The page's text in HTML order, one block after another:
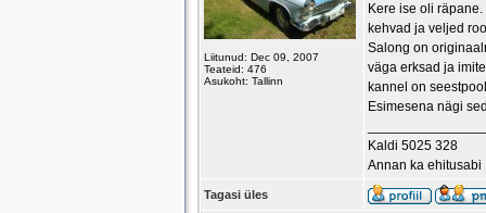
Liitunud: Dec 09, 2007
Teateid: 476
Asukoht: Tallinn
Kere ise oli
kehvad ja veljed
Salong on
väga erksad ja
kannel on
Esimesena nägi
Kaldi 5025 328
Annan ka ehitusabi
Tagasi üles